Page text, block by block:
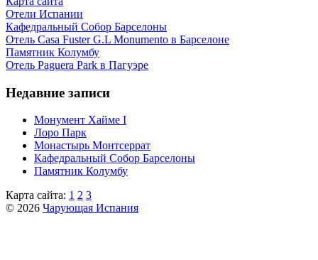
Отели Испании
Кафeдрaльный Собор Барселоны
Отель Casa Fuster G.L Monumento в Барселоне
Пaмятник Колумбу
Отель Paguera Park в Пагуэре
Недавние записи
Монумент Хайме I
Лоро Парк
Монастырь Монтсеррат
Кафeдрaльный Собор Барселоны
Пaмятник Колумбу
Карта сайта: 1 2 3
© 2026 Чарующая Испания